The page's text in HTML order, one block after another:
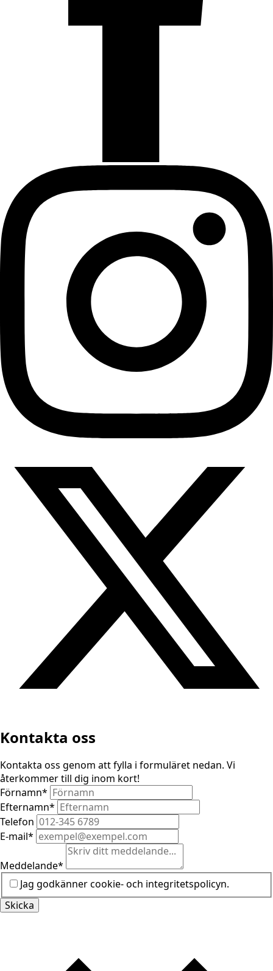
Kontakta oss
Kontakta oss genom att fylla i formuläret nedan. Vi
återkommer till dig inom kort!
Förnamn*
Efternamn*
Telefon
E-mail*
Meddelande*
Jag godkänner cookie- och integritetspolicyn.
Skicka